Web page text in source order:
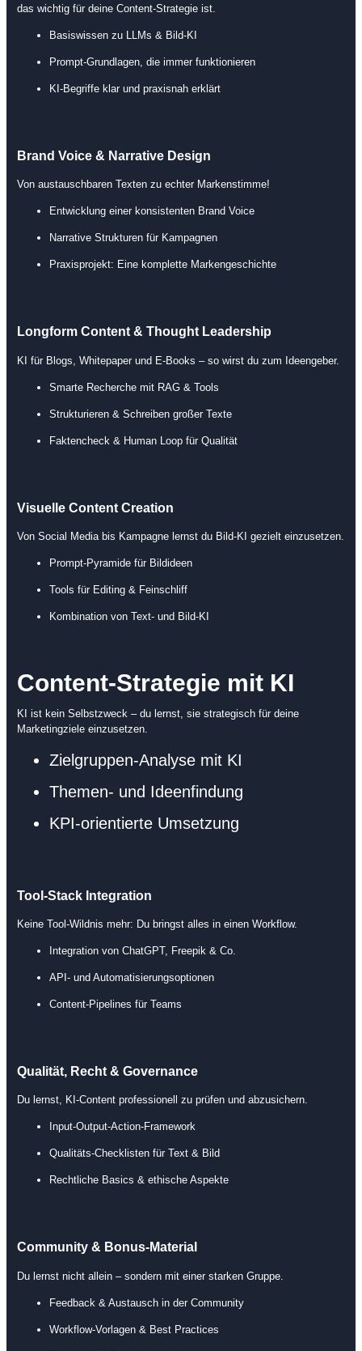
das wichtig für deine Content-Strategie ist.
Basiswissen zu LLMs & Bild-KI
Prompt-Grundlagen, die immer funktionieren
KI-Begriffe klar und praxisnah erklärt
Brand Voice & Narrative Design
Von austauschbaren Texten zu echter Markenstimme!
Entwicklung einer konsistenten Brand Voice
Narrative Strukturen für Kampagnen
Praxisprojekt: Eine komplette Markengeschichte
Longform Content & Thought Leadership
KI für Blogs, Whitepaper und E-Books – so wirst du zum Ideengeber.
Smarte Recherche mit RAG & Tools
Strukturieren & Schreiben großer Texte
Faktencheck & Human Loop für Qualität
Visuelle Content Creation
Von Social Media bis Kampagne lernst du Bild-KI gezielt einzusetzen.
Prompt-Pyramide für Bildideen
Tools für Editing & Feinschliff
Kombination von Text- und Bild-KI
Content-Strategie mit KI
KI ist kein Selbstzweck – du lernst, sie strategisch für deine
Marketingziele einzusetzen.
Zielgruppen-Analyse mit KI
Themen- und Ideenfindung
KPI-orientierte Umsetzung
Tool-Stack Integration
Keine Tool-Wildnis mehr: Du bringst alles in einen Workflow.
Integration von ChatGPT, Freepik & Co.
API- und Automatisierungsoptionen
Content-Pipelines für Teams
Qualität, Recht & Governance
Du lernst, KI-Content professionell zu prüfen und abzusichern.
Input-Output-Action-Framework
Qualitäts-Checklisten für Text & Bild
Rechtliche Basics & ethische Aspekte
Community & Bonus-Material
Du lernst nicht allein – sondern mit einer starken Gruppe.
Feedback & Austausch in der Community
Workflow-Vorlagen & Best Practices